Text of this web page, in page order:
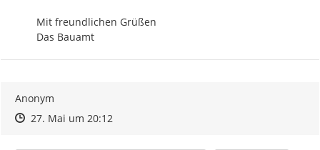
Mit freundlichen Grüßen
Das Bauamt
Anonym
Zeitpunkt des Erstellens
Zeitpunkt des Erstellens
27. Mai um 20:12Zur Äußerung